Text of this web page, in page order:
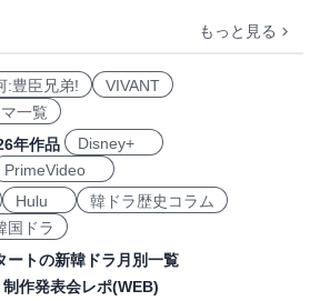
もっと見る
:豊臣兄弟!
VIVANT
一覧
年作品
Disney+
PrimeVideo
Hulu
韓ドラ歴史コラム
国ドラ
ートの新韓ドラ月別一覧
制作発表会レポ(WEB)